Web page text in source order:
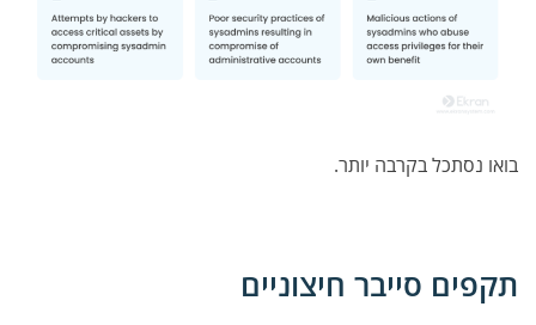
בואו נסתכל בקרבה יותר.
תקפים סייבר חיצוניים